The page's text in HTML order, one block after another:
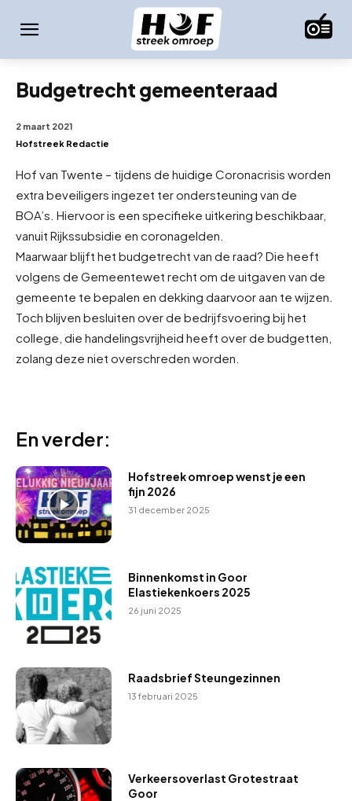
Budgetrecht gemeenteraad
2 maart 2021
Hofstreek Redactie
Hof van Twente – tijdens de huidige Coronacrisis worden
extra beveiligers ingezet ter ondersteuning van de
BOA’s. Hiervoor is een specifieke uitkering beschikbaar,
vanuit Rijkssubsidie en coronagelden.
Maarwaar blijft het budgetrecht van de raad? Die heeft
volgens de Gemeentewet recht om de uitgaven van de
gemeente te bepalen en dekking daarvoor aan te wijzen.
Toch blijven besluiten over de bedrijfsvoering bij het
college, die handelingsvrijheid heeft over de budgetten,
zolang deze niet overschreden worden.
En verder:
Hofstreek omroep wenst je een
fijn 2026
31 december 2025
Binnenkomst in Goor
Elastiekenkoers 2025
26 juni 2025
Raadsbrief Steungezinnen
13 februari 2025
Verkeersoverlast Grotestraat
Goor